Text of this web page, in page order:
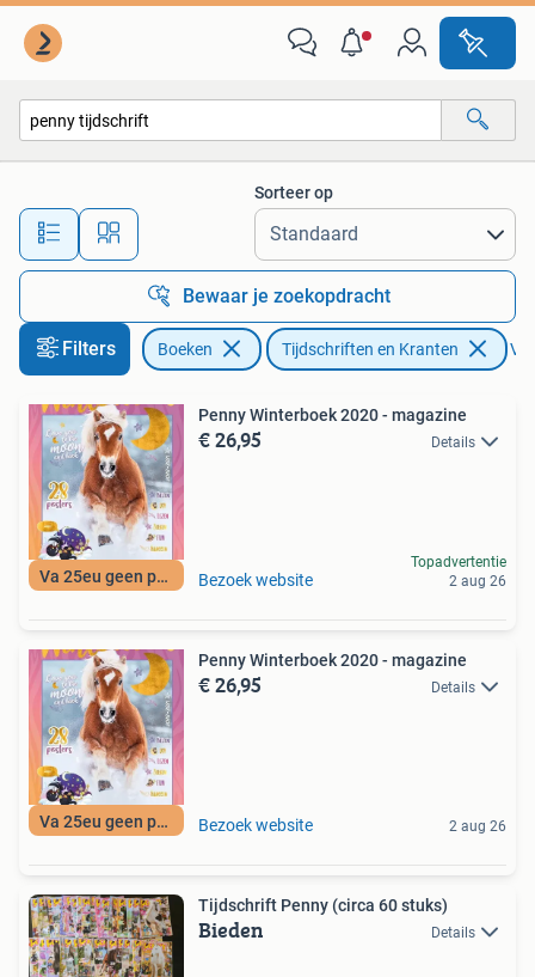
Alle afstanden…
Sorteer op
Bewaar je zoekopdracht
Filters Boeken Tijdschriften en Kranten
Va 25eu geen porto
Penny Winterboek 2020 - magazine
€ 26,95 Details
Bezoek website
Topadvertentie
2 aug 26
Va 25eu geen porto
Penny Winterboek 2020 - magazine
€ 26,95 Details
Bezoek website 2 aug 26
Tijdschrift Penny (circa 60 stuks)
Bieden Details